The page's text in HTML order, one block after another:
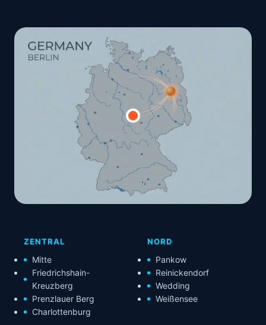
ZENTRAL
Mitte
Friedrichshain-
Kreuzberg
Prenzlauer Berg
Charlottenburg
NORD
Pankow
Reinickendorf
Wedding
Weißensee